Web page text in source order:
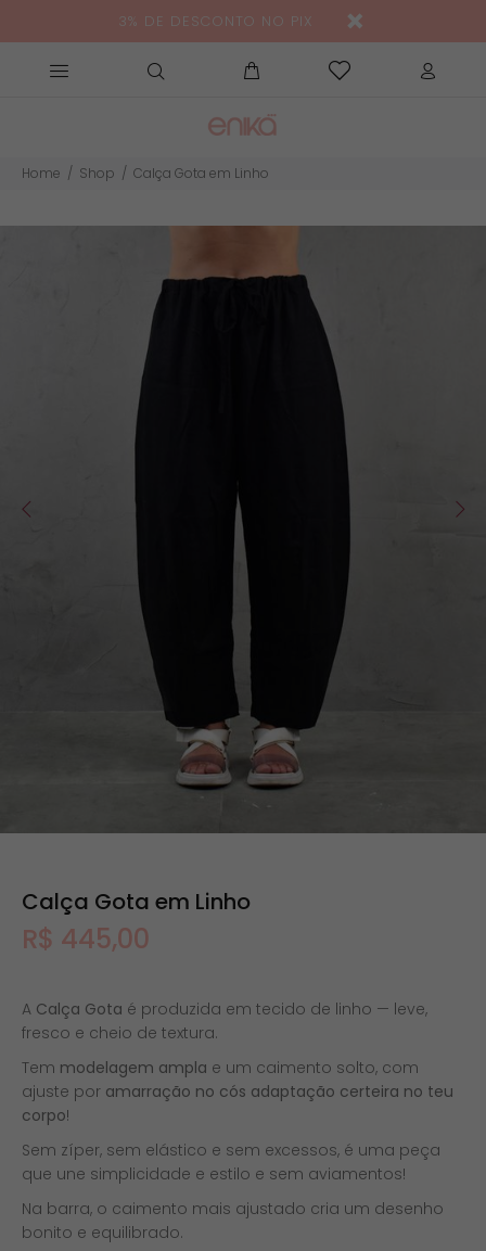
3% DE DESCONTO NO PIX
Home Shop Calça Gota em Linho
Calça Gota em Linho
R$ 445,00
A Calça Gota é produzida em tecido de linho — leve,
fresco e cheio de textura.
Tem modelagem ampla e um caimento solto, com
ajuste por amarração no cós adaptação certeira no teu
corpo!
Sem zíper, sem elástico e sem excessos, é uma peça
que une simplicidade e estilo e sem aviamentos!
Na barra, o caimento mais ajustado cria um desenho
bonito e equilibrado.